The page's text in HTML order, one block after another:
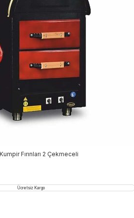
Fırınları 2 Çekmeceli
Ücretsiz Kargo